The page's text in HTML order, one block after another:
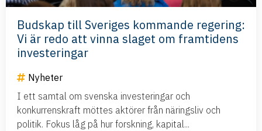
Budskap till Sveriges kommande regering:
Vi är redo att vinna slaget om framtidens
investeringar
Nyheter
I ett samtal om svenska investeringar och
konkurrenskraft möttes aktörer från näringsliv och
politik. Fokus låg på hur forskning, kapital...